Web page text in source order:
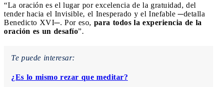
“La oración es el lugar por excelencia de la gratuidad, del
tender hacia el Invisible, el Inesperado y el Inefable ─detalla
Benedicto XVI─. Por eso, para todos la experiencia de la
oración es un desafío”.
Te puede interesar:
¿Es lo mismo rezar que meditar?